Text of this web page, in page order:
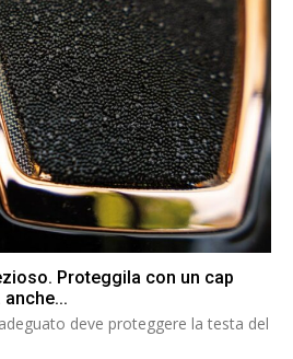
Proteggila con un cap
deve proteggere la testa del